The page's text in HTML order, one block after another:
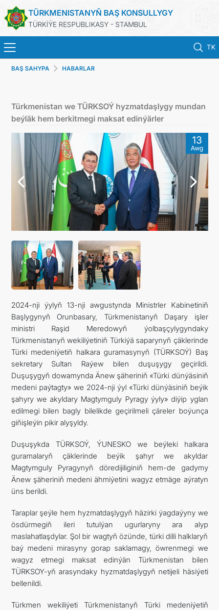
TÜRKMENISTANYŇ BAŞ KONSULLYGY
TÜRKİÝE RESPUBLIKASY - STAMBUL
TK
ANA SAYFA
TÜRKMENISTAN
KONSOLOSLUK RANDEVU SISTEMI
KONSOLOSLUK IŞLEMLERI
DB
İLETIŞIM
BAŞ SAHYPA HABARLAR
Türkmenistan we TÜRKSOÝ hyzmatdaşlygy mundan
beýläk hem berkitmegi maksat edinýärler
13
Awg
2024-nji ýylyň 13-nji awgustynda Ministrler Kabinetiniň
Başlygynyň Orunbasary, Türkmenistanyň Daşary işler
ministri Raşid Meredowyň ýolbaşçylygyndaky
Türkmenistanyň wekiliýetiniň Türkiýä saparynyň çäklerinde
Türki medeniýetiň halkara guramasynyň (TÜRKSOÝ) Baş
sekretary Sultan Raýew bilen duşuşygy geçirildi.
Duşuşygyň dowamynda Änew şäheriniň «Türki dünýäsiniň
medeni paýtagty» we 2024-nji ýyl «Türki dünýäsiniň beýik
şahyry we akyldary Magtymguly Pyragy ýyly» diýip yglan
edilmegi bilen bagly bilelikde geçirilmeli çäreler boýunça
giňişleýin pikir alyşyldy.
Duşuşykda TÜRKSOÝ, ÝUNESKO we beýleki halkara
guramalaryň çäklerinde beýik şahyr we akyldar
Magtymguly Pyragynyň döredijiliginiň hem-de gadymy
Änew şäheriniň medeni ähmiýetini wagyz etmäge aýratyn
üns berildi.
Taraplar şeýle hem hyzmatdaşlygyň häzirki ýagdaýyny we
ösdürmegiň ileri tutulýan ugurlaryny ara alyp
maslahatlaşdylar. Şol bir wagtyň özünde, türki dilli halklaryň
baý medeni mirasyny gorap saklamagy, öwrenmegi we
wagyz etmegi maksat edinýän Türkmenistan bilen
TÜRKSOY-yň arasyndaky hyzmatdaşlygyň netijeli häsiýeti
bellenildi.
Türkmen wekiliýeti Türkmenistanyň Türki medeniýetiň